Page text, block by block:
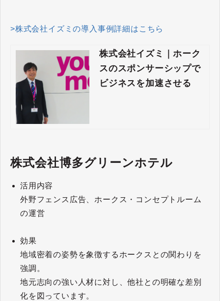
>株式会社イズミの導入事例詳細はこちら
株式会社イズミ｜ホーク
スのスポンサーシップで
ビジネスを加速させる
株式会社博多グリーンホテル
活用内容
外野フェンス広告、ホークス・コンセプトルーム
の運営
効果
地域密着の姿勢を象徴するホークスとの関わりを
強調。
地元志向の強い人材に対し、他社との明確な差別
化を図っています。